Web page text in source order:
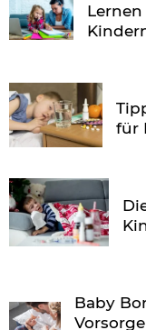
für
Baby